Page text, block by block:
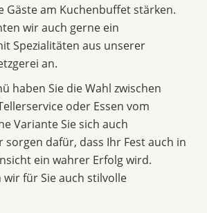
Gäste am Kuchenbuffet stärken.
wir auch gerne ein
Spezialitäten aus unserer
an.
haben Sie die Wahl zwischen
oder Essen vom
Variante Sie sich auch
sorgen dafür, dass Ihr Fest auch in
ein wahrer Erfolg wird.
wir für Sie auch stilvolle